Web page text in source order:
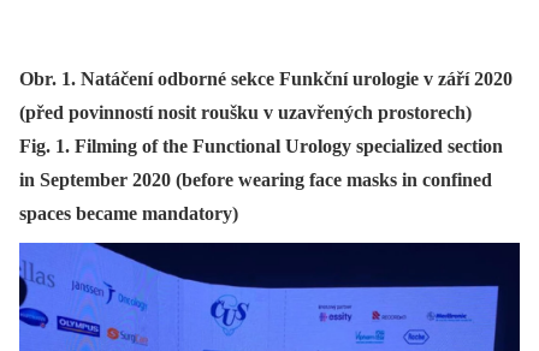
Obr. 1. Natáčení odborné sekce Funkční urologie v září 2020
(před povinností nosit roušku v uzavřených prostorech)
Fig. 1. Filming of the Functional Urology specialized section
in September 2020 (before wearing face masks in confined
spaces became mandatory)